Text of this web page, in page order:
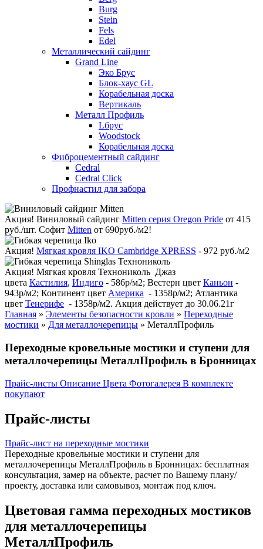
Burg
Stein
Fels
Edel
Металлический сайдинг
Grand Line
Эко Брус
Блок-хаус GL
Корабельная доска
Вертикаль
Металл Профиль
Lбрус
Woodstock
Корабельная доска
Фиброцементный сайдинг
Cedral
Cedral Click
Профнастил для забора
Акция! Виниловый сайдинг Mitten серия Oregon Pride от 415
руб./шт. Софит Mitten от 690руб./м2!
Акция! Мягкая кровля IKO Cambridge XPRESS - 972 руб./м2
Акция! Мягкая кровля Технониколь Джаз
цвета Кастилия, Индиго - 586р/м2; Вестерн цвет Каньон -
943р/м2; Континент цвет Америка - 1358р/м2; Атлантика
цвет Тенерифе - 1358р/м2. Акция действует до 30.06.21г
Главная » Элементы безопасности кровли » Переходные
мостики » Для металлочерепицы » МеталлПрофиль
Переходные кровельные мостики и ступени для
металлочерепицы МеталлПрофиль в Бронницах
Прайс-листы Описание Цвета Фотогалерея В комплекте
покупают
Прайс-листы
Прайс-лист на переходные мостики
Переходные кровельные мостики и ступени для
металлочерепицы МеталлПрофиль в Бронницах: бесплатная
консультация, замер на объекте, расчет по Вашему плану/
проекту, доставка или самовывоз, монтаж под ключ.
Цветовая гамма переходных мостиков
для металлочерепицы
МеталлПрофиль